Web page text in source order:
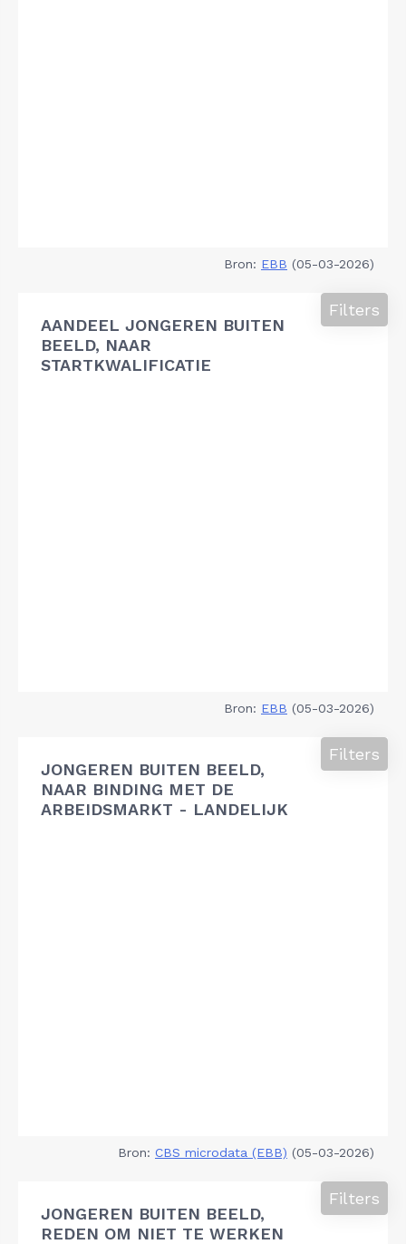
Bron: EBB (05-03-2026)
AANDEEL JONGEREN BUITEN
BEELD, NAAR
STARTKWALIFICATIE
Filters
Bron: EBB (05-03-2026)
JONGEREN BUITEN BEELD,
NAAR BINDING MET DE
ARBEIDSMARKT - LANDELIJK
Filters
Bron: CBS microdata (EBB) (05-03-2026)
JONGEREN BUITEN BEELD,
REDEN OM NIET TE WERKEN
Filters